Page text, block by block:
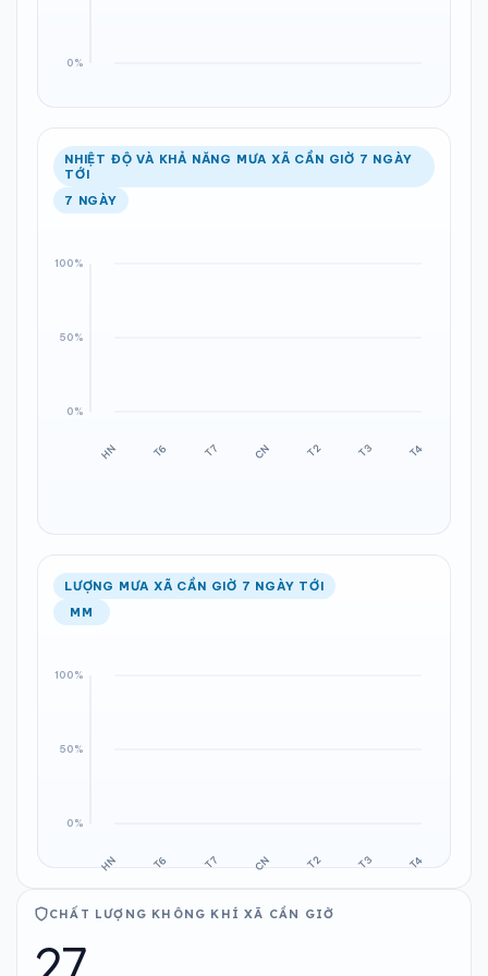
NHIỆT ĐỘ VÀ KHẢ NĂNG MƯA XÃ CẦN GIỜ 7 NGÀY
TỚI
7 NGÀY
LƯỢNG MƯA XÃ CẦN GIỜ 7 NGÀY TỚI
MM
CHẤT LƯỢNG KHÔNG KHÍ XÃ CẦN GIỜ